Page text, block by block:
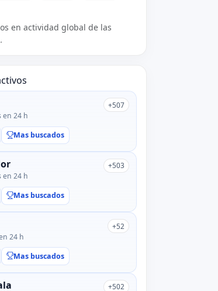
en actividad global de las
en 24 h
+507
Mas buscados
en 24 h
+503
Mas buscados
24 h
+52
Mas buscados
+502